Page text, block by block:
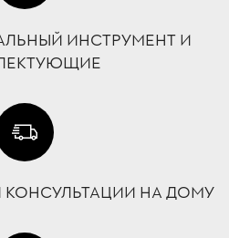
ИНСТРУМЕНТ И
КОНСУЛЬТАЦИИ НА ДОМУ